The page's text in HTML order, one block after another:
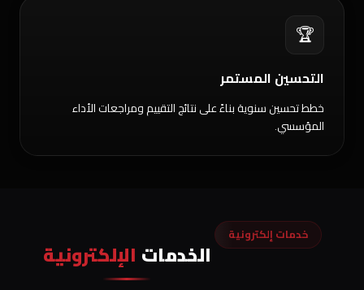
🏆
التحسين المستمر
خطط تحسين سنوية بناءً على نتائج التقييم ومراجعات الأداء
المؤسسي.
خدمات إلكترونية
الخدمات الإلكترونية